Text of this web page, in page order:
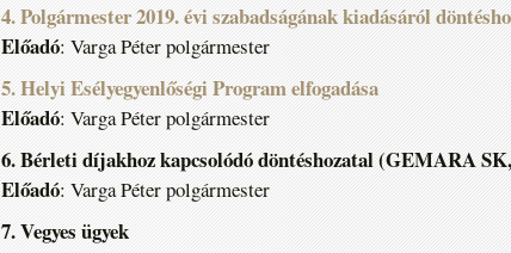
4. Polgármester 2019. évi szabadságának kiadásáról
Előadó: Varga Péter polgármester
5. Helyi Esélyegyenlőségi Program elfogadása
Előadó: Varga Péter polgármester
6. Bérleti díjakhoz kapcsolódó döntéshozatal (GEMARA
Előadó: Varga Péter polgármester
7. Vegyes ügyek